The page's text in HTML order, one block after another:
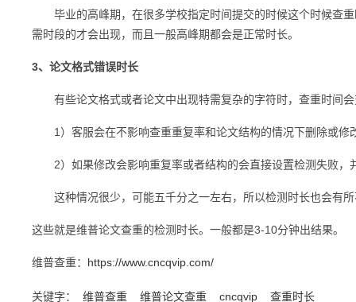
毕业的高峰期，在很多学校指定时间提交的时候这个时候查重
需时段的才会出现，而且一般高峰期都会是正常时长。
3、论文格式错误时长
有些论文格式或者论文中出现特需复杂的字符时，查重时间会
1）客服会在不影响查重重复率和论文结构的情况下删除或修
2）如果修改会影响重复率或者结构的会直接设置检测失败，
这种情况很少，可能五千分之一左右，所以检测时长也会有所
这些就是维普论文查重的检测时长。一般都是3-10分钟出结果。
维普查重： https://www.cncqvip.com/
关键字： 维普查重 维普论文查重 cncqvip 查重时长